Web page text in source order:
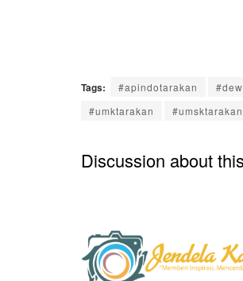
Tags: #apindotarakan
#umktarakan
#umsktarakan
Discussion about